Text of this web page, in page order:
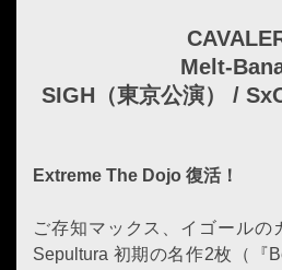
Melt-
SIGH（東京公演） /
Extreme The Dojo 復活！
ご存知マックス、イゴールの
Sepultura 初期の名作2枚（『